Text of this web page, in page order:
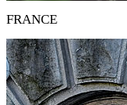
FRANCE